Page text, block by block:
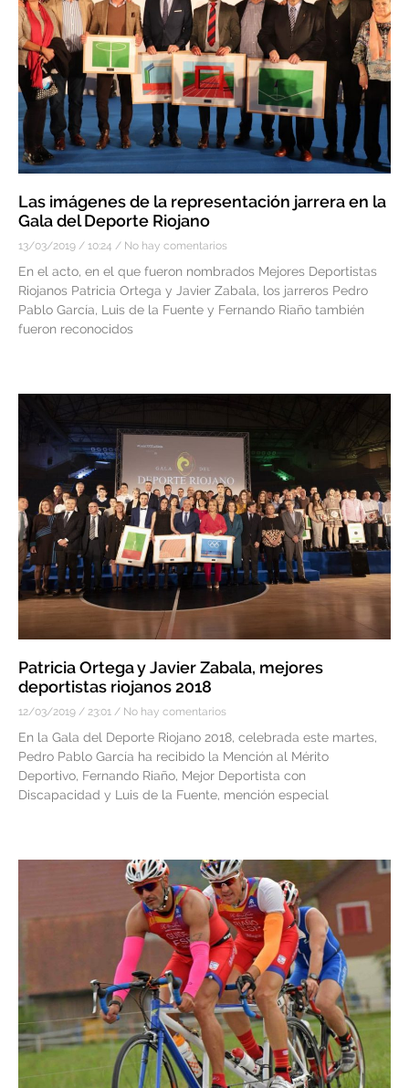
Las imágenes de la representación jarrera en la
Gala del Deporte Riojano
13/03/2019 10:24 No hay comentarios
En el acto, en el que fueron nombrados Mejores Deportistas
Riojanos Patricia Ortega y Javier Zabala, los jarreros Pedro
Pablo García, Luis de la Fuente y Fernando Riaño también
fueron reconocidos
Patricia Ortega y Javier Zabala, mejores
deportistas riojanos 2018
12/03/2019 23:01 No hay comentarios
En la Gala del Deporte Riojano 2018, celebrada este martes,
Pedro Pablo García ha recibido la Mención al Mérito
Deportivo, Fernando Riaño, Mejor Deportista con
Discapacidad y Luis de la Fuente, mención especial